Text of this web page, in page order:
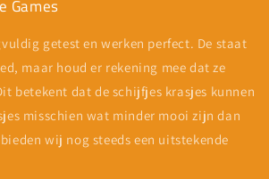
Games
getest en werken perfect. De staat
maar houd er rekening mee dat ze
betekent dat de schijfjes krasjes kunnen
misschien wat minder mooi zijn dan
wij nog steeds een uitstekende